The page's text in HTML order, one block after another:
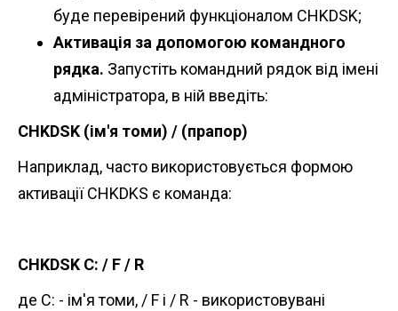
буде перевірений функціоналом CHKDSK;
Активація за допомогою командного
рядка. Запустіть командний рядок від імені
адміністратора, в ній введіть:
CHKDSK (ім'я томи) / (прапор)
Наприклад, часто використовується формою
активації CHKDKS є команда:
CHKDSK C: / F / R
де С: - ім'я томи, / F і / R - використовувані